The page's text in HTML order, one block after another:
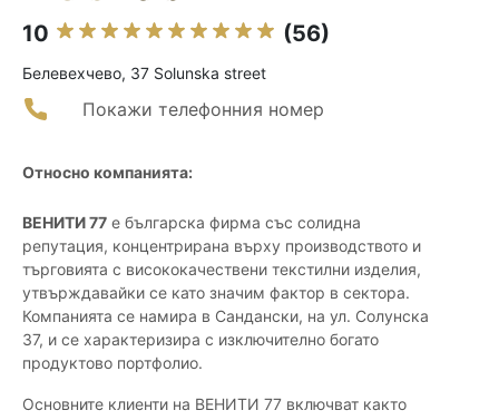
10 (56)
Белевехчево, 37 Solunska street
Покажи телефонния номер
Относно компанията:
ВЕНИТИ 77 е българска фирма със солидна
репутация, концентрирана върху производството и
търговията с висококачествени текстилни изделия,
утвърждавайки се като значим фактор в сектора.
Компанията се намира в Сандански, на ул. Солунска
37, и се характеризира с изключително богато
продуктово портфолио.
Основните клиенти на ВЕНИТИ 77 включват както